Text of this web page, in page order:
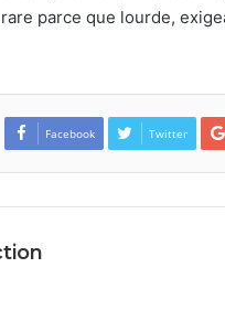
parce que lourde,
Facebook Twitter